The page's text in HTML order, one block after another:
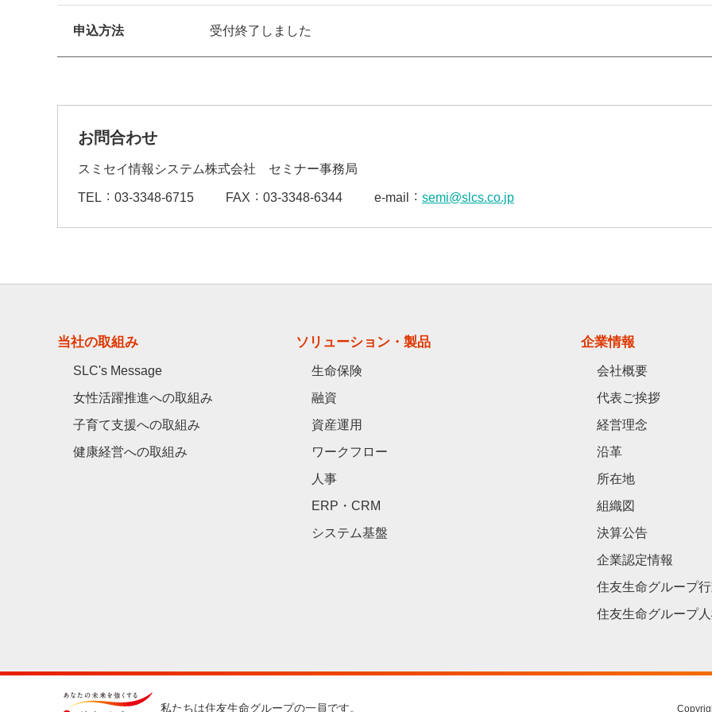
申込方法 受付終了しました
お問合わせ
スミセイ情報システム株式会社 セミナー事務局
TEL 03-3348-6715 FAX 03-3348-6344 e-mail semi@slcs.co.jp
当社の取組み
SLC's Message
女性活躍推進への取組み
子育て支援への取組み
健康経営への取組み
ソリューション・製品
生命保険
融資
資産運用
ワークフロー
人事
ERP・CRM
システム基盤
企業情報
会社概要
代表ご挨拶
経営理念
沿革
所在地
組織図
決算公告
企業認定情報
住友生命グループ
住友生命グループ
私たちは住友生命グループの一員です。